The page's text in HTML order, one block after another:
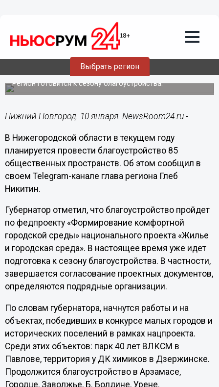
Выбрать регион
10.01.202419:14
85 территорий благоустроят по ФКГС в
этом году в Нижегородской области
Регион готовится к сезону благоустройства.
Нижний Новгород. 10 января. NewsRoom24.ru -
В Нижегородской области в текущем году
планируется провести благоустройство 85
общественных пространств. Об этом сообщил в
своем Telegram-канале глава региона Глеб
Никитин.
Губернатор отметил, что благоустройство пройдет
по федпроекту «Формирование комфортной
городской среды» национального проекта «Жилье
и городская среда». В настоящее время уже идет
подготовка к сезону благоустройства. В частности,
завершается согласование проектных документов,
определяются подрядные организации.
По словам губернатора, начнутся работы и на
объектах, победивших в конкурсе малых городов и
исторических поселений в рамках нацпроекта.
Среди этих объектов: парк 40 лет ВЛКСМ в
Павлове, территория у ДК химиков в Дзержинске.
Продолжится благоустройство в Арзамасе,
Городце, Заволжье, Б. Болдине, Урене.